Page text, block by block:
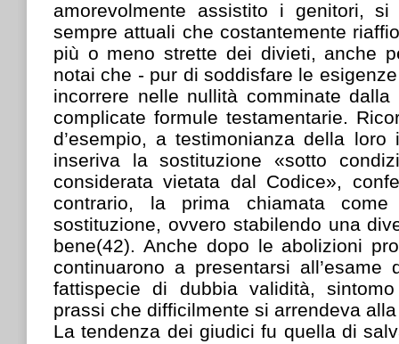
amorevolmente assistito i genitori, si
sempre attuali che costantemente
più o meno strette dei divieti, anche
notai che - pur di soddisfare le
incorrere nelle nullità comminate
complicate formule testamentarie.
d’esempio, a testimonianza della loro
inseriva la sostituzione «sotto
considerata vietata dal Codice»,
contrario, la prima chiamata
sostituzione, ovvero stabilendo una
bene(42). Anche dopo le abolizioni
continuarono a presentarsi all’esame
fattispecie di dubbia validità,
prassi che difficilmente si arrendeva
La tendenza dei giudici fu quella di